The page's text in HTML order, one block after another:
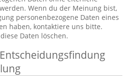
Wenn du der Meinung bist,
personenbezogene Daten eines
haben, kontaktiere uns bitte.
Daten löschen.